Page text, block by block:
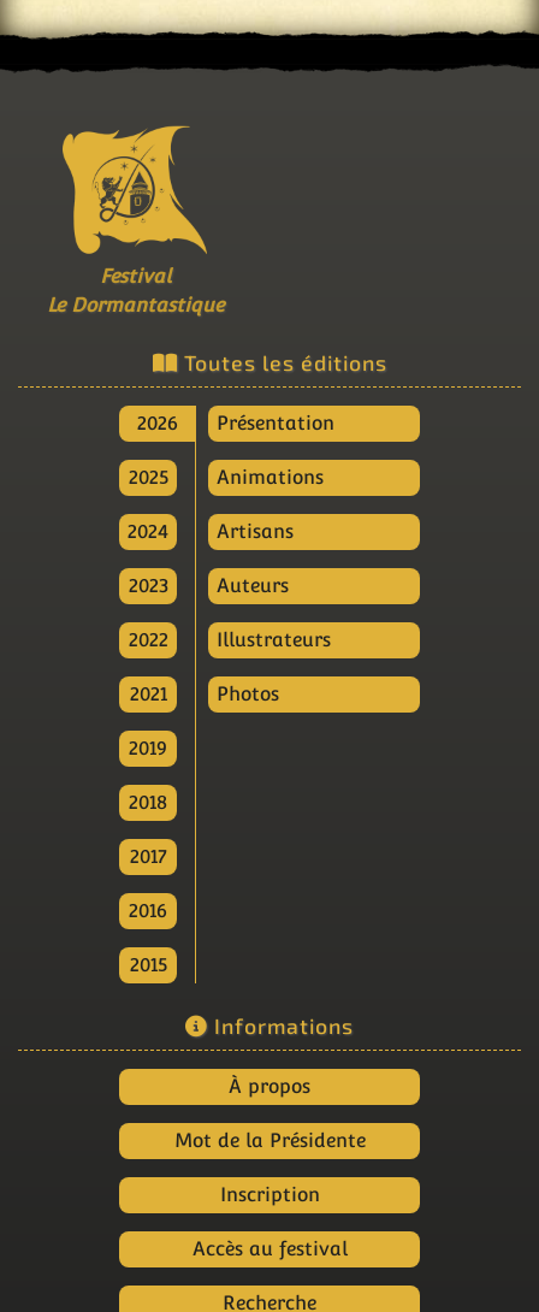
Festival
Le Dormantastique
Toutes les éditions
2026
2025
2024
2023
2022
2021
2019
2018
2017
2016
2015
Présentation
Animations
Artisans
Auteurs
Illustrateurs
Photos
Informations
À propos
Mot de la Présidente
Inscription
Accès au festival
Recherche